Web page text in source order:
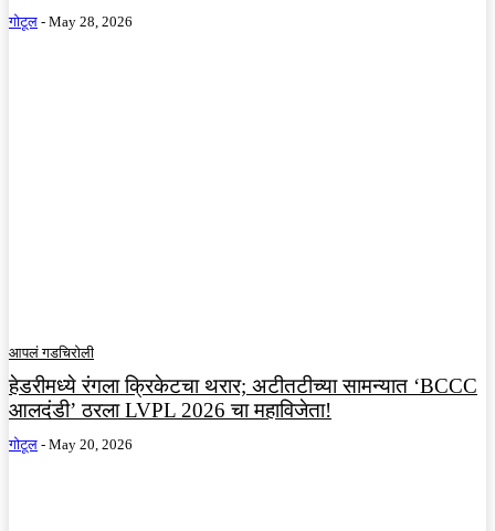
गोटूल - May 28, 2026
आपलं गडचिरोली
हेडरीमध्ये रंगला क्रिकेटचा थरार; अटीतटीच्या सामन्यात ‘BCCC
आलदंडी’ ठरला LVPL 2026 चा महाविजेता!
गोटूल - May 20, 2026